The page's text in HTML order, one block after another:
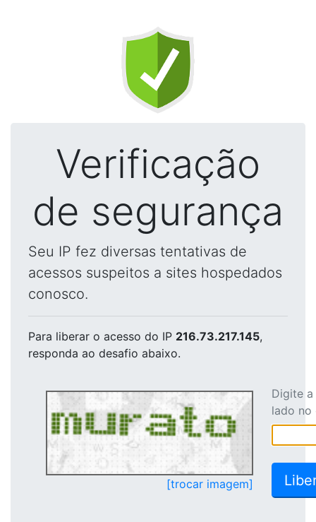
Verificação
de segurança
Seu IP fez diversas tentativas de
acessos suspeitos a sites hospedados
conosco.
Para liberar o acesso do IP 216.73.217.145,
responda ao desafio abaixo.
[trocar imagem]
Digite
lado no